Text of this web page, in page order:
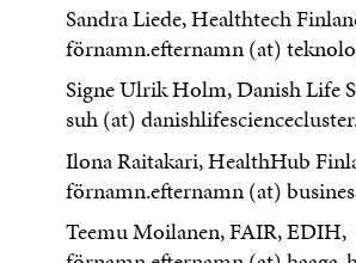
Sandra Liede, Healthtech
förnamn.efternamn (at)
Signe Ulrik Holm, Danish Life
suh (at)
Ilona Raitakari, HealthHub
förnamn.efternamn (at)
Teemu Moilanen, FAIR, EDIH,